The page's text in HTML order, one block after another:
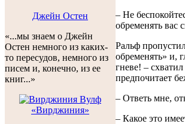
Джейн Остен
«...мы знаем о Джейн
Остен немного из каких-
то пересудов, немного из
писем и, конечно, из ее
книг...»
«Вирджиния»
– Не
обременять вас
Ральф
обременять» и,
гневе! –
предпочитает
– Ответь мне,
– Какое это